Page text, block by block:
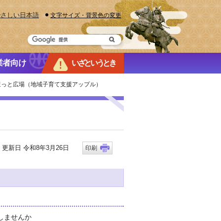
しい日本語 文字サイズ・背景色の変更
者向け いざというとき
と広場（地域子育て支援アップル）
新日 令和8年3月26日 印刷
ませんか